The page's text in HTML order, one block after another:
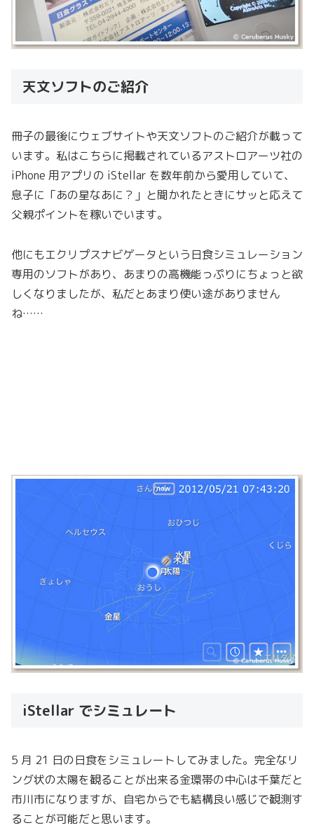
天文ソフトのご紹介
冊子の最後にウェブサイトや天文ソフトのご紹介が載って
います。私はこちらに掲載されているアストロアーツ社の
iPhone 用アプリの iStellar を数年前から愛用していて、
息子に「あの星なあに？」と聞かれたときにサッと応えて
父親ポイントを稼いでいます。
他にもエクリプスナビゲータという日食シミュレーション
専用のソフトがあり、あまりの高機能っぷりにちょっと欲
しくなりましたが、私だとあまり使い途がありません
ね……
iStellar でシミュレート
5 月 21 日の日食をシミュレートしてみました。完全なリ
ング状の太陽を観ることが出来る金環帯の中心は千葉だと
市川市になりますが、自宅からでも結構良い感じで観測す
ることが可能だと思います。